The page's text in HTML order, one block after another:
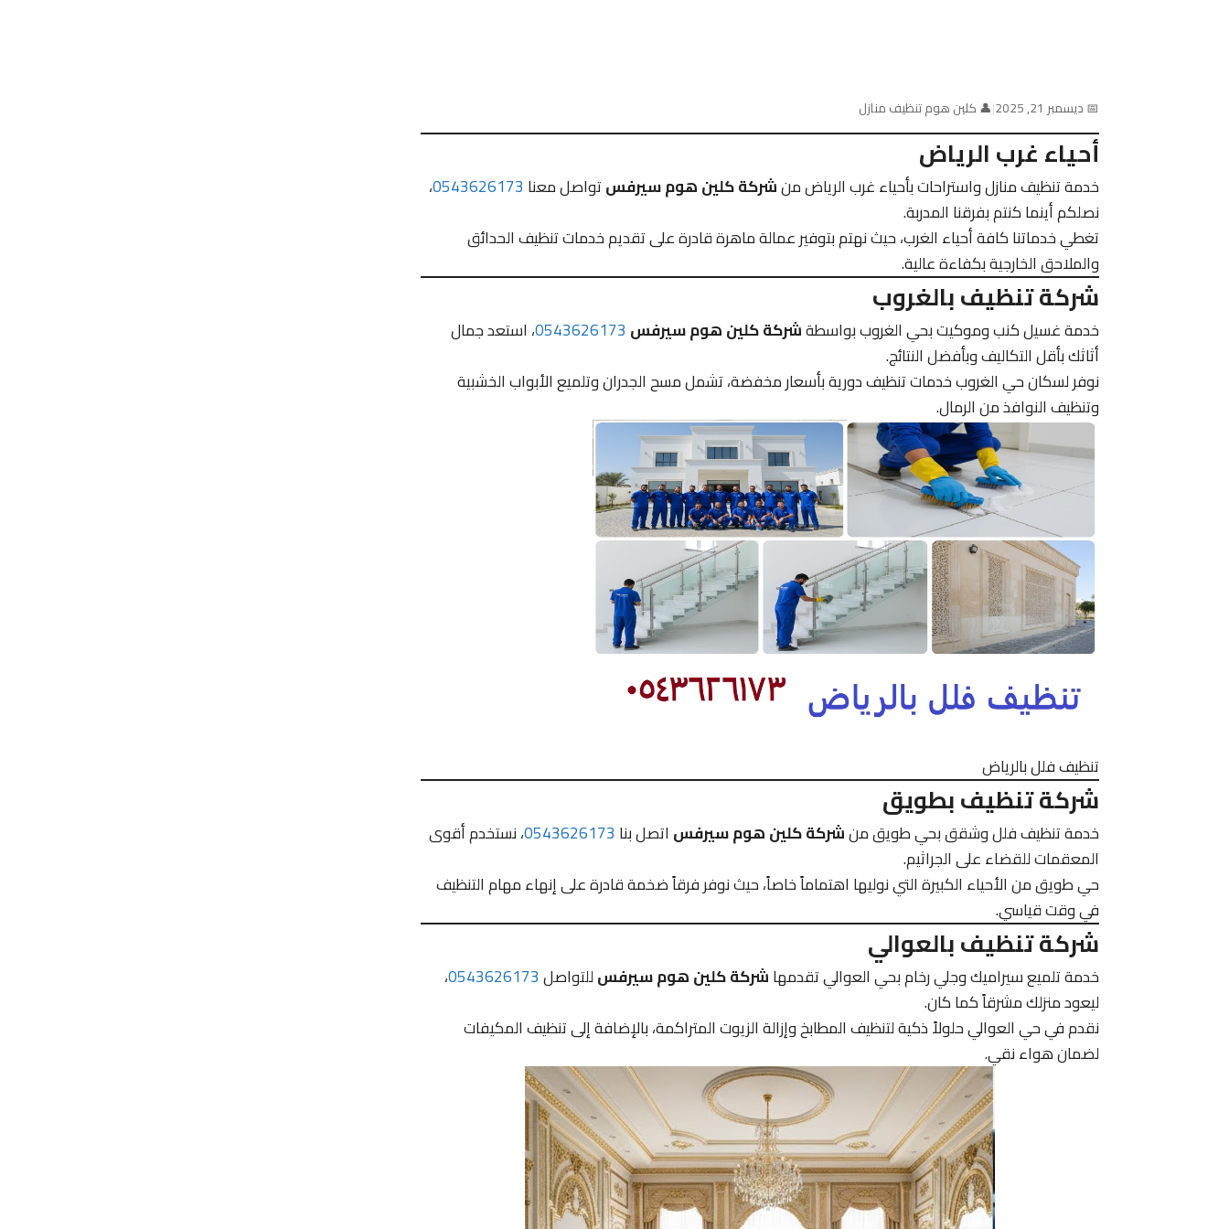
📅 ديسمبر 21, 2025 |👤 كلين هوم تنظيف منازل
أحياء غرب الرياض
خدمة تنظيف منازل واستراحات بأحياء غرب الرياض منشركة كلين هوم سيرفستواصل معنا 0543626173،
نصلكم أينما كنتم بفرقنا المدربة.
تغطي خدماتنا كافة أحياء الغرب، حيث نهتم بتوفير عمالة ماهرة قادرة على تقديم خدمات تنظيف الحدائق
والملاحق الخارجية بكفاءة عالية.
شركة تنظيف بالغروب
خدمة غسيل كنب وموكيت بحي الغروب بواسطةشركة كلين هوم سيرفس 0543626173، استعد جمال
أثاثك بأقل التكاليف وبأفضل النتائج.
نوفر لسكان حي الغروب خدمات تنظيف دورية بأسعار مخفضة، تشمل مسح الجدران وتلميع الأبواب الخشبية
وتنظيف النوافذ من الرمال.
تنظيف فلل بالرياض
شركة تنظيف بطويق
خدمة تنظيف فلل وشقق بحي طويق منشركة كلين هوم سيرفس اتصل بنا 0543626173، نستخدم أقوى
المعقمات للقضاء على الجراثيم.
حي طويق من الأحياء الكبيرة التي نوليها اهتماماً خاصاً، حيث نوفر فرقاً ضخمة قادرة على إنهاء مهام التنظيف
في وقت قياسي.
شركة تنظيف بالعوالي
خدمة تلميع سيراميك وجلي رخام بحي العوالي تقدمهاشركة كلين هوم سيرفسللتواصل0543626173،
ليعود منزلك مشرقاً كما كان.
نقدم في حي العوالي حلولاً ذكية لتنظيف المطابخ وإزالة الزيوت المتراكمة، بالإضافة إلى تنظيف المكيفات
لضمان هواء نقي.